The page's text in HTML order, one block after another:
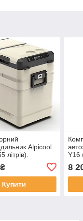
Alpicool
літрів).
вольт)
Купити
Y16
8